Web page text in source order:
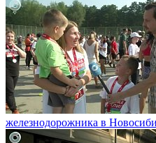
железнодорожника в